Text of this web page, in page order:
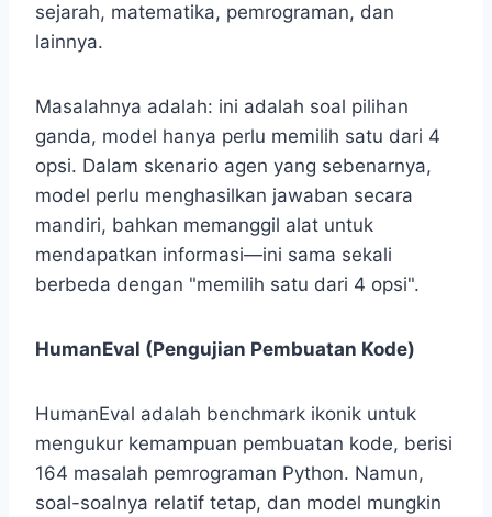
sejarah, matematika, pemrograman, dan
lainnya.
Masalahnya adalah: ini adalah soal pilihan
ganda, model hanya perlu memilih satu dari 4
opsi. Dalam skenario agen yang sebenarnya,
model perlu menghasilkan jawaban secara
mandiri, bahkan memanggil alat untuk
mendapatkan informasi—ini sama sekali
berbeda dengan "memilih satu dari 4 opsi".
HumanEval (Pengujian Pembuatan Kode)
HumanEval adalah benchmark ikonik untuk
mengukur kemampuan pembuatan kode, berisi
164 masalah pemrograman Python. Namun,
soal-soalnya relatif tetap, dan model mungkin